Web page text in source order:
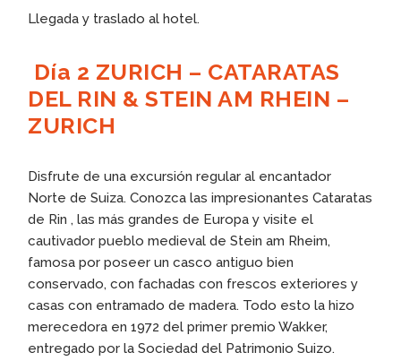
Llegada y traslado al hotel.
Día 2 ZURICH – CATARATAS
DEL RIN & STEIN AM RHEIN –
ZURICH
Disfrute de una excursión regular al encantador
Norte de Suiza. Conozca las impresionantes Cataratas
de Rin , las más grandes de Europa y visite el
cautivador pueblo medieval de Stein am Rheim,
famosa por poseer un casco antiguo bien
conservado, con fachadas con frescos exteriores y
casas con entramado de madera. Todo esto la hizo
merecedora en 1972 del primer premio Wakker,
entregado por la Sociedad del Patrimonio Suizo.